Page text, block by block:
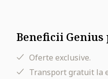
Beneficii Genius
Oferte exclusive.
Transport gratuit la